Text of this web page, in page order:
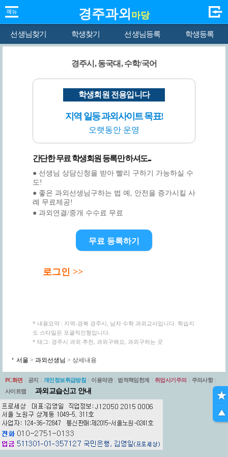
경주과외 마당
선생님찾기 학생찾기 선생님등록 학생등록
경주시, 동국대, 수학/국어
학생회원 전용입니다
지역 일등 과외사이트 목표!
오랫동안 운영
간단한 무료 학생회원 등록만 하셔도...
● 선생님 상담신청을 받아 빨리 구하기 가능하실 수
도!
● 좋은 과외선생님구하는 법 예, 안전을 증가시킬 사
례 무료제공!
● 과외연결/중개 수수료 무료
무료 등록하기
로그인 >>
* 내용요약 : 지역-경북 경주시, 남자 수학 과외교사입니다. 학습지
도 스타일은 포괄적인형입니다.
* 태그: 경주시 과외 추천, 과외구해요, 과외구하는 곳
서울 > 과외선생님 > 상세내용
PC화면 공지 개인정보취급방침 이용약관 법적책임한계 취업사기주의 주의사항
사이트맵
과외교습신고 안내